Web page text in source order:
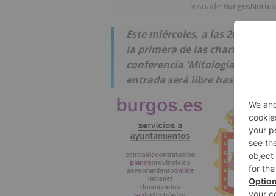
★Añade
Este miércoles, a las 20.15
la primera de las charlas con
conferencia 'Mitología Celta' y
entrada será libre hasta